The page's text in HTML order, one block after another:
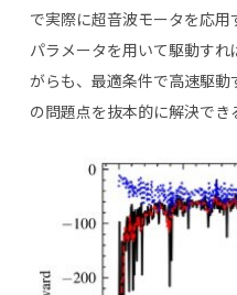
で実際に超音波モータを応
パラメータを用いて駆動す
がらも、最適条件で高速駆
の問題点を抜本的に解決でき